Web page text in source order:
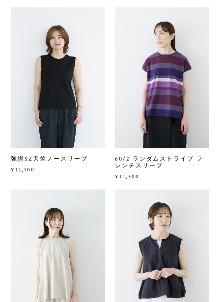
強撚SZ天竺ノースリーブ
¥12,100
60/2 ランダムストライプ フ
レンチスリーブ
¥14,300